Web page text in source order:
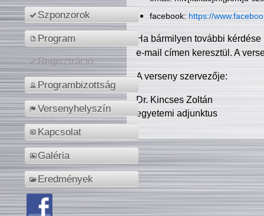
Szponzorok
Program
Regisztráció
Programbizottság
Versenyhelyszín
Kapcsolat
Galéria
Eredmények
facebook: https://
Ha bármilyen további
e-mail címen keresztül. A
A verseny szervezője:
Dr. Kincses Zoltán
egyetemi adjunktus